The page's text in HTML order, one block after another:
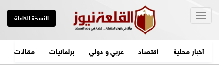
النسخة الكاملة
أخبار محلية اقتصاد عربي و دولي برلمانيات مقالات